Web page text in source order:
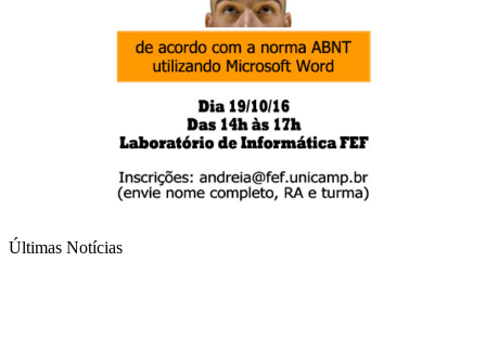
Últimas Notícias